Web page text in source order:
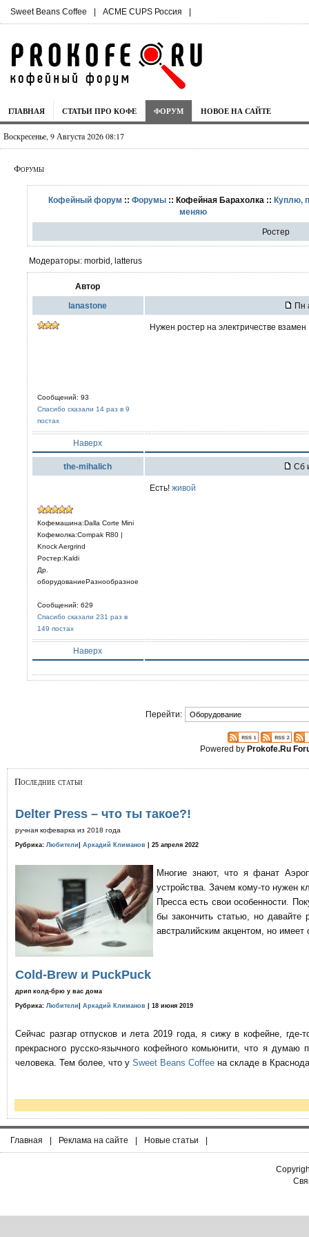
Sweet Beans Coffee | ACME CUPS Россия |
ГЛАВНАЯ СТАТЬИ ПРО КОФЕ ФОРУМ НОВОЕ НА САЙТЕ
Воскресенье, 9 Августа 2026 08:17
Форумы
Кофейный форум :: Форумы :: Кофейная Барахолка :: Куплю,
меняю
Ростер
Модераторы: morbid, latterus
Автор
lanastone Пн
Сообщений: 93
Спасибо сказали 14 раз в 9
постах
Нужен ростер на электричестве
Наверх
the-mihalich Сб
Кофемашина:Dalla Corte Mini
Кофемолка:Compak R80 |
Knock Aergrind
Ростер:Kaldi
Др.
оборудованиеРазнообразное
Сообщений: 629
Спасибо сказали 231 раз в
149 постах
Есть! живой
Наверх
Перейти:
Powered byProkofe.Ru
Последние статьи
Delter Press – что ты такое?!
ручная кофеварка из 2018 года
Рубрика: Любители Аркадий Климанов | 25 апреля 2022
Многие знают, что я фанат
устройства. Зачем кому-то нужен
Пресса есть свои особенности.
бы закончить статью, но давайте
австралийским акцентом, но имеет
Cold-Brew и PuckPuck
дрип колд-брю у вас дома
Рубрика: Любители Аркадий Климанов | 18 июня 2019
Сейчас разгар отпусков и лета 2019 года, я сижу в кофейне,
прекрасного русско-язычного кофейного комьюнити, что я
человека. Тем более, что у Sweet Beans Coffee на складе в
Главная | Реклама на сайте | Новые статьи |